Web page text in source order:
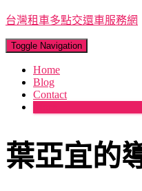
台灣租車多點交還車服務網
Toggle Navigation
Home
Blog
Contact
葉亞宜的